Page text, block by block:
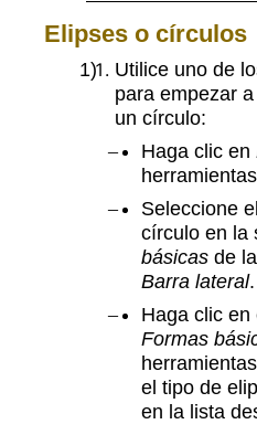
Elipses o círculos
Utilice uno de
para empezar
un círculo:
Haga clic en
herramientas
Seleccione
círculo en la
básicas de
Barra lateral.
Haga clic
Formas
herramientas
el tipo de
en la lista